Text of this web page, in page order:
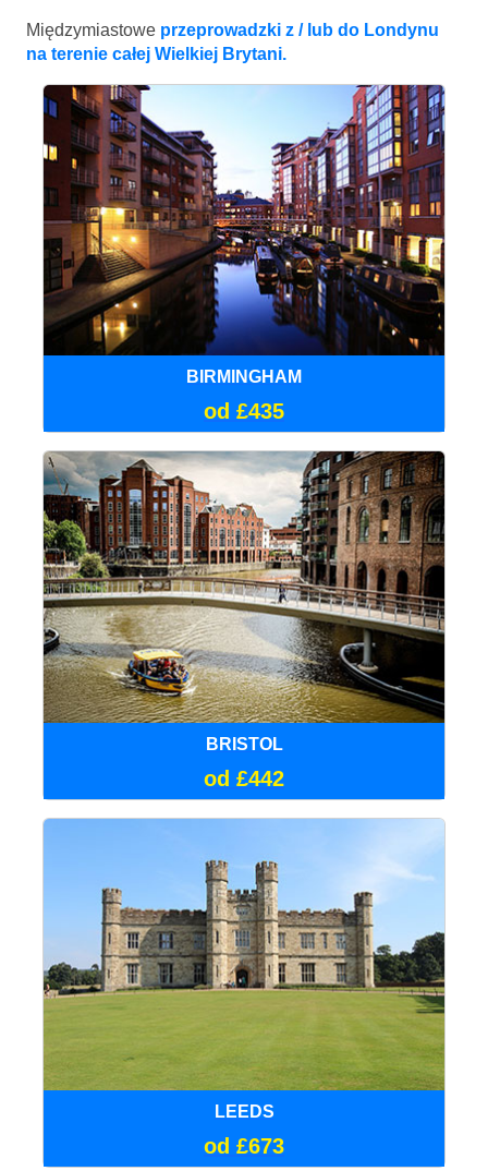
Międzymiastowe przeprowadzki z / lub do Londynu
na terenie całej Wielkiej Brytani.
BIRMINGHAM
od £435
BRISTOL
od £442
LEEDS
od £673